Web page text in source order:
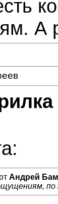
А
Андрей Бам
по